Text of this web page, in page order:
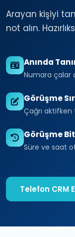
Arayan kişiyi
not alın.
Anında
Numara çalar
Görüşme
Çağrı
Görüşme
Süre ve saat
Telefon CRM